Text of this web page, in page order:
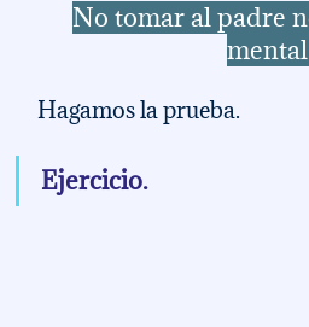
No tomar al padre
Hagamos la prueba.
Ejercicio.